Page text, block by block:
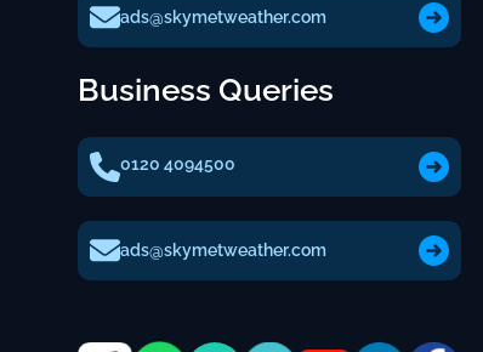
ads@skymetweather.com
Business Queries
0120 4094500
ads@skymetweather.com